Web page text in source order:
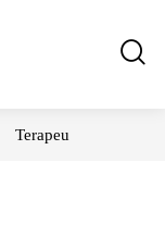
Terapeu